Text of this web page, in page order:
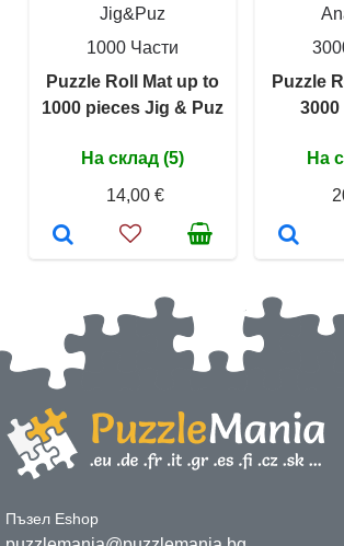
Jig&Puz
1000 Части
Puzzle Roll Mat up to
1000 pieces Jig & Puz
На склад (5)
14,00 €
Puzzle
3000
На
Пъзел Eshop